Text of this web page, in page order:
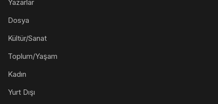
Yazarlar
Dosya
Kültür/Sanat
Toplum/Yaşam
Kadın
Yurt Dışı